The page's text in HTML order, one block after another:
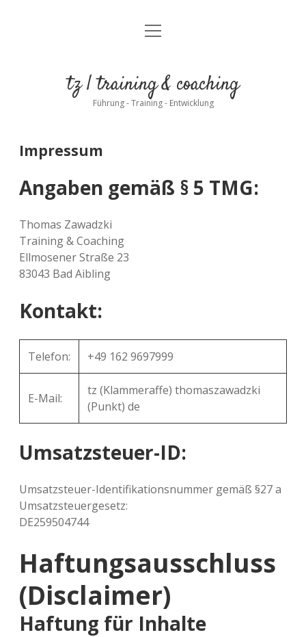
Herzlich Willkommen
Impressum
Menü
tz | training & coaching
Führung - Training - Entwicklung
Impressum
Angaben gemäß § 5 TMG:
Thomas Zawadzki
Training & Coaching
Ellmosener Straße 23
83043 Bad Aibling
Kontakt:
Telefon: +49 162 9697999
E-Mail:
tz (Klammeraffe) thomaszawadzki
(Punkt) de
Umsatzsteuer-ID:
Umsatzsteuer-Identifikationsnummer gemäß §27 a
Umsatzsteuergesetz:
DE259504744
Haftungsausschluss
(Disclaimer)
Haftung für Inhalte